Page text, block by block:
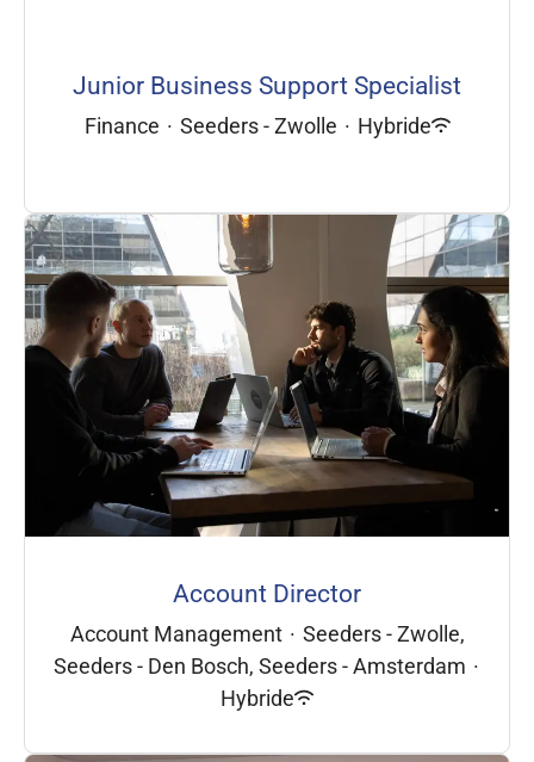
Junior Business Support Specialist
Finance · Seeders - Zwolle · Hybride
Account Director
Account Management · Seeders - Zwolle,
Seeders - Den Bosch, Seeders - Amsterdam ·
Hybride